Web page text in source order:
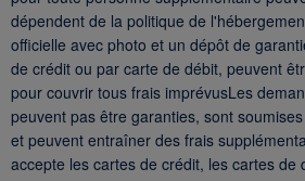
dépendent de la politique de
officielle avec photo et un dépôt de
de crédit ou par carte de débit, peuvent
pour couvrir tous frais imprévusLes
peuvent pas être garanties, sont
et peuvent entraîner des frais
accepte les cartes de crédit, les cartes de